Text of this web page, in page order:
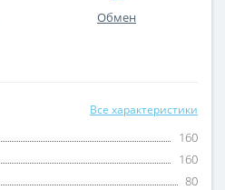
Обмен
Все характеристики
160
160
80